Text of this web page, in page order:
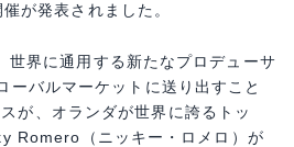
が発表されました。
世界に通用する新たなプロデューサ
ーバルマーケットに送り出すこと
が、オランダが世界に誇るトッ
Romero（ニッキー・ロメロ）が